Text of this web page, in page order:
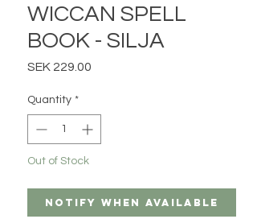
WICCAN SPELL
BOOK - SILJA
SEK 229.00
Quantity *
Out of Stock
Notify When Available